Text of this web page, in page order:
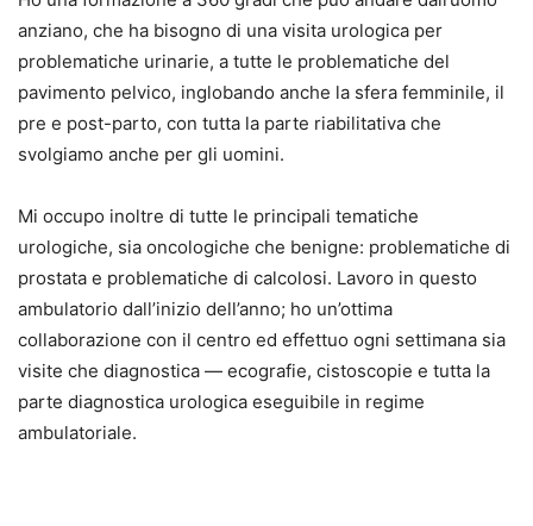
anziano, che ha bisogno di una visita urologica per
problematiche urinarie, a tutte le problematiche del
pavimento pelvico, inglobando anche la sfera femminile, il
pre e post-parto, con tutta la parte riabilitativa che
svolgiamo anche per gli uomini.
Mi occupo inoltre di tutte le principali tematiche
urologiche, sia oncologiche che benigne: problematiche di
prostata e problematiche di calcolosi. Lavoro in questo
ambulatorio dall’inizio dell’anno; ho un’ottima
collaborazione con il centro ed effettuo ogni settimana sia
visite che diagnostica — ecografie, cistoscopie e tutta la
parte diagnostica urologica eseguibile in regime
ambulatoriale.